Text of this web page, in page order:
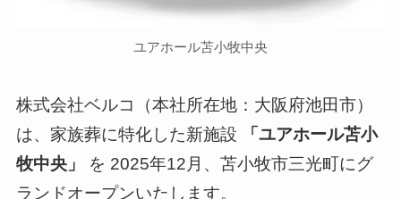
ユアホール苫小牧中央
株式会社ベルコ（本社所在地：大阪府池田市）
は、家族葬に特化した新施設
「ユアホール苫小
牧中央」
を 2025年12月、苫小牧市三光町にグ
ランドオープンいたします。